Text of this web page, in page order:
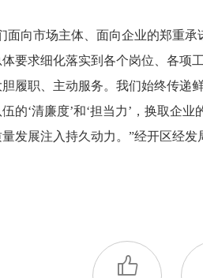
面向市场主体、面向企业的郑重
要求细化落实到各个岗位、各项
履职、主动服务。我们始终传递
的‘清廉度’和‘担当力’，换取企
发展注入持久动力。”经开区经发